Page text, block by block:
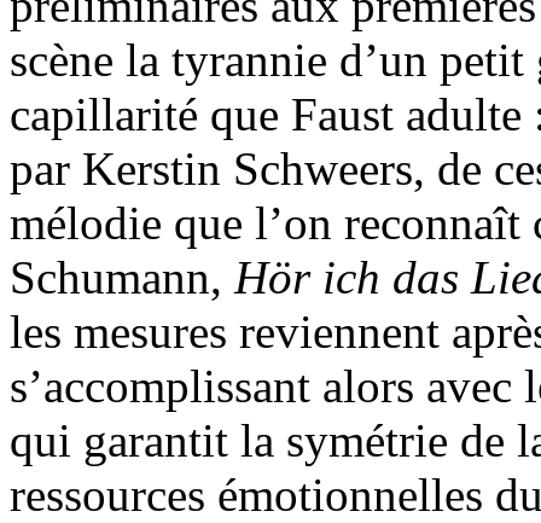
scène la tyrannie d’un
capillarité que Faust adulte
par Kerstin Schweers, de
mélodie que l’on
Schumann, Hör ich das
les mesures reviennent
s’accomplissant alors
qui garantit la symétrie de
ressources émotionnelles